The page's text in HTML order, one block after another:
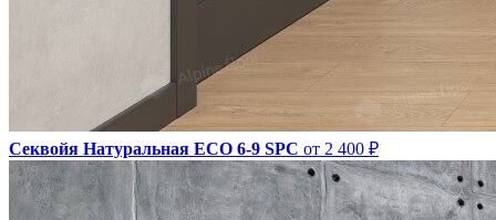
Секвойя Натуральная ЕСО 6-9 SPC от 2 400 ₽